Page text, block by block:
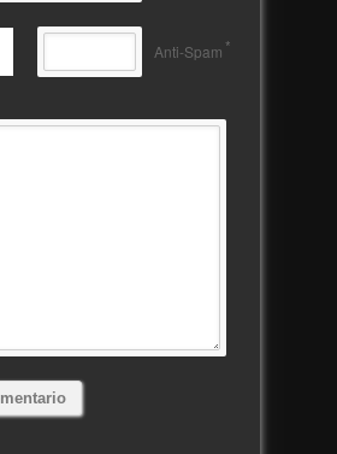
Anti-Spam *